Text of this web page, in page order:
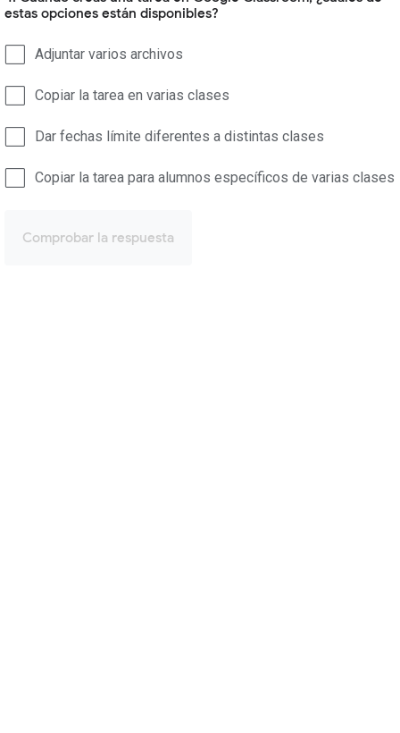
estas opciones están disponibles?
Adjuntar varios archivos
Copiar la tarea en varias clases
Dar fechas límite diferentes a distintas clases
Copiar la tarea para alumnos específicos de varias clases
Comprobar la respuesta